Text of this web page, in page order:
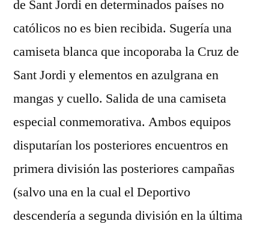
de Sant Jordi en determinados países no
católicos no es bien recibida. Sugería una
camiseta blanca que incoporaba la Cruz de
Sant Jordi y elementos en azulgrana en
mangas y cuello. Salida de una camiseta
especial conmemorativa. Ambos equipos
disputarían los posteriores encuentros en
primera división las posteriores campañas
(salvo una en la cual el Deportivo
descendería a segunda división en la última